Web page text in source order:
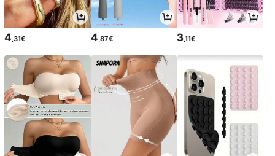
4,31€ 4,87€ 3,11€